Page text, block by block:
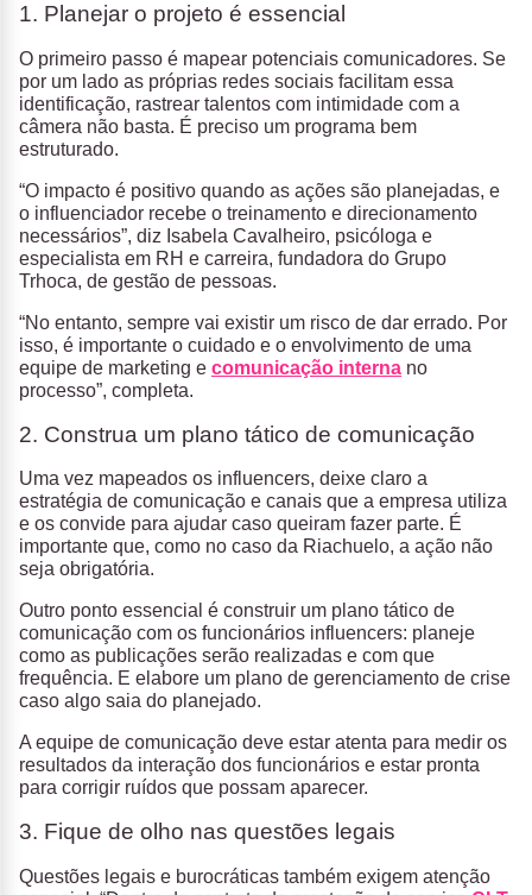
1. Planejar o projeto é essencial
O primeiro passo é mapear potenciais comunicadores. Se
por um lado as próprias redes sociais facilitam essa
identificação, rastrear talentos com intimidade com a
câmera não basta. É preciso um programa bem
estruturado.
“O impacto é positivo quando as ações são planejadas, e
o influenciador recebe o treinamento e direcionamento
necessários”, diz Isabela Cavalheiro, psicóloga e
especialista em RH e carreira, fundadora do Grupo
Trhoca, de gestão de pessoas.
“No entanto, sempre vai existir um risco de dar errado. Por
isso, é importante o cuidado e o envolvimento de uma
equipe de marketing e comunicação interna no
processo”, completa.
2. Construa um plano tático de comunicação
Uma vez mapeados os influencers, deixe claro a
estratégia de comunicação e canais que a empresa utiliza
e os convide para ajudar caso queiram fazer parte. É
importante que, como no caso da Riachuelo, a ação não
seja obrigatória.
Outro ponto essencial é construir um plano tático de
comunicação com os funcionários influencers: planeje
como as publicações serão realizadas e com que
frequência. E elabore um plano de gerenciamento de crise
caso algo saia do planejado.
A equipe de comunicação deve estar atenta para medir os
resultados da interação dos funcionários e estar pronta
para corrigir ruídos que possam aparecer.
3. Fique de olho nas questões legais
Questões legais e burocráticas também exigem atenção